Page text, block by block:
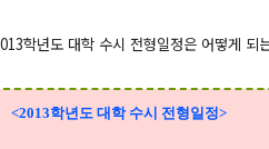
학년도 대학 수시 전형일정은 어떻게 되
<2013학년도 대학 수시 전형일정>